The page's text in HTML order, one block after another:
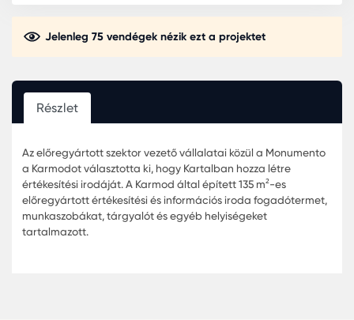
Jelenleg 75 vendégek nézik ezt a projektet
Részlet